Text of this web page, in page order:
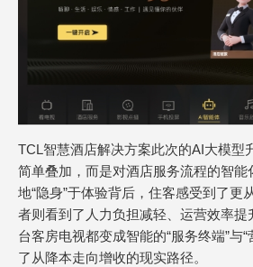
TCL智慧酒店解决方案此次的AI大模型
简单叠加，而是对酒店服务流程的智能
地“隐身”于体验背后，住客感受到了更
者则看到了人力负担减轻、运营效率提
台客房电视都变成智能的“服务终端”与
了从降本走向增收的现实路径。